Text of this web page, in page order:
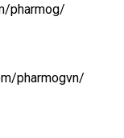
pharmog/
pharmogvn/